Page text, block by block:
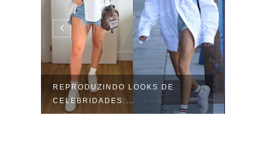
REPRODUZINDO LOOKS DE
CELEBRIDADES:...